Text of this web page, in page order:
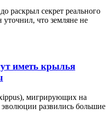
раскрыл секрет реального
что земляне не
иметь крылья
мигрирующих на
эволюции развились большие